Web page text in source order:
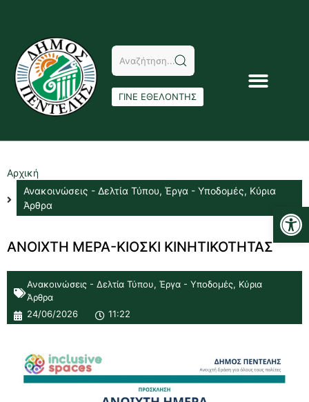
ΓΙΝΕ ΕΘΕΛΟΝΤΗΣ
Αρχική
Ανακοινώσεις - Δελτία Τύπου, Έργα - Υποδομές, Κύρια
Άρθρα
ΑΝΟΙΧΤΗ ΜΕΡΑ-ΚΙΟΣΚΙ ΚΙΝΗΤΙΚΟΤΗΤΑΣ
Ανακοινώσεις - Δελτία Τύπου, Έργα - Υποδομές, Κύρια
Άρθρα
24/06/2026
11:22